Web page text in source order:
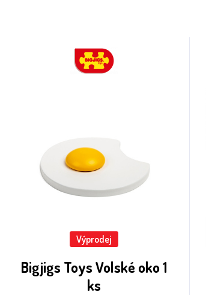
Výprodej
Bigjigs Toys Volské oko 1
ks